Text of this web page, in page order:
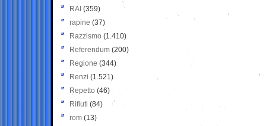
RAI (359)
rapine (37)
Razzismo (1.410)
Referendum (200)
Regione (344)
Renzi (1.521)
Repetto (46)
Rifiuti (84)
rom (13)